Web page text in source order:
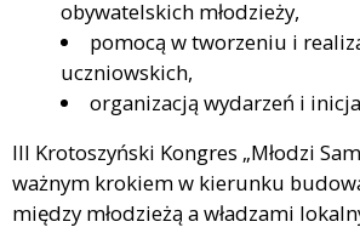
obywatelskich młodzieży,
pomocą w tworzeniu i
uczniowskich,
organizacją wydarzeń i
III Krotoszyński Kongres „Młodzi
ważnym krokiem w kierunku
między młodzieżą a władzami